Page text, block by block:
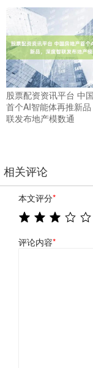
股票配资资讯平台 中
首个AI智能体再推新
联发布地产模数通
相关评论
本文评分*
评论内容*